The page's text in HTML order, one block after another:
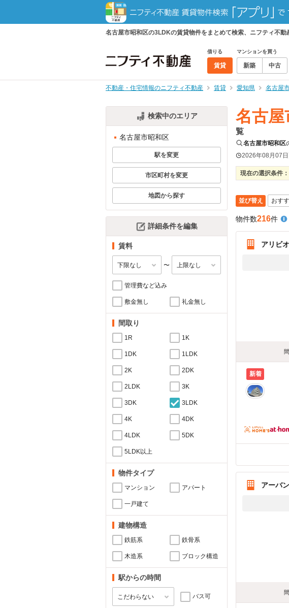
名古屋市昭和区の3LDKの賃貸物件をまとめて検索、ニフティ不動
借りる
賃貸
マンションを買う
新築 中古
不動産・住宅情報のニフティ不動産 賃貸 愛知県 名古屋
検索中のエリア
名古屋市昭和区
駅を変更
市区町村を変更
地図から探す
詳細条件を編集
賃料
〜
管理費など込み
敷金無し 礼金無し
間取り
1R 1K
1DK 1LDK
2K 2DK
2LDK 3K
3DK 3LDK
4K 4DK
4LDK 5DK
5LDK以上
物件タイプ
マンション アパート
一戸建て
建物構造
鉄筋系 鉄骨系
木造系 ブロック構造
駅からの時間
バス可
名古屋
覧
名古屋市昭和区
2026年08月07日
現在の選択条件：
並び替え
物件数216件
アリビ
新着
アーバ